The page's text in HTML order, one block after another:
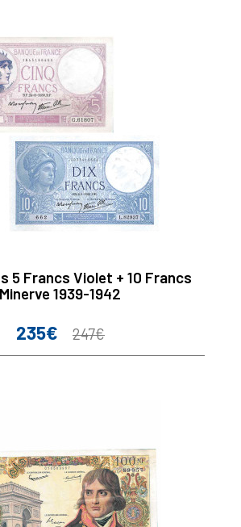
5 Francs Violet + 10 Francs
Minerve 1939-1942
Prix
235€
Prix
247€